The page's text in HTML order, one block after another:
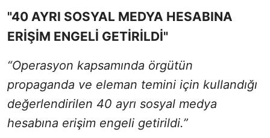
"40 AYRI SOSYAL MEDYA HESABINA
ERİŞİM ENGELİ GETİRİLDİ"
“Operasyon kapsamında örgütün
propaganda ve eleman temini için kullandığı
değerlendirilen 40 ayrı sosyal medya
hesabına erişim engeli getirildi.”